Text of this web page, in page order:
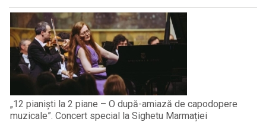
„12 pianiști la 2 piane – O după-amiază de capodopere
muzicale”. Concert special la Sighetu Marmației